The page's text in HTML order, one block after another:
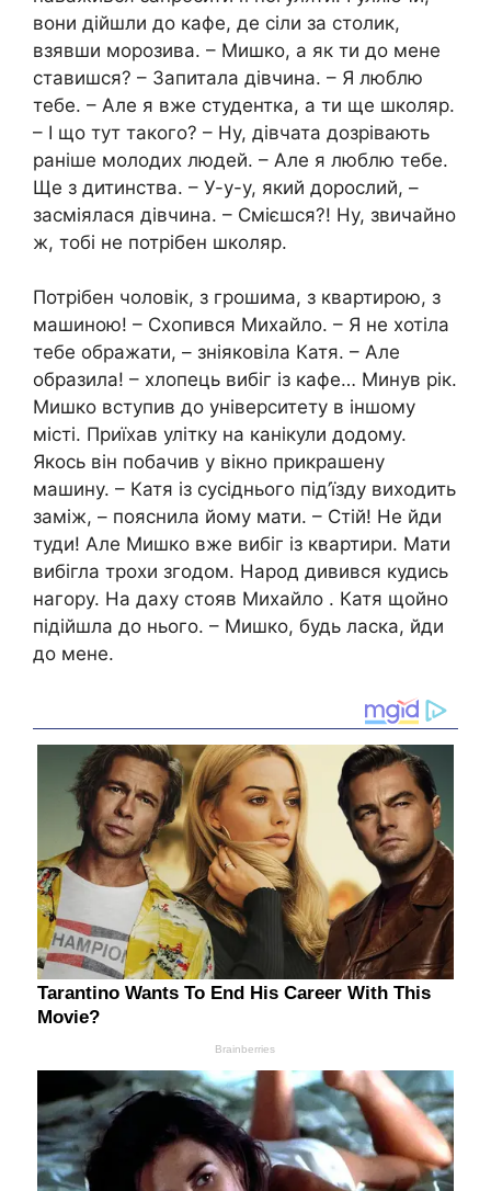
вони дійшли до кафе, де сіли за столик,
взявши морозива. – Мишко, а як ти до мене
ставишся? – Запитала дівчина. – Я люблю
тебе. – Але я вже студентка, а ти ще школяр.
– І що тут такого? – Ну, дівчата дозрівають
раніше молодих людей. – Але я люблю тебе.
Ще з дитинства. – У-у-у, який дорослий, –
засміялася дівчина. – Смієшся?! Ну, звичайно
ж, тобі не потрібен школяр.
Потрібен чоловік, з грошима, з квартирою, з
машиною! – Схопився Михайло. – Я не хотіла
тебе ображати, – зніяковіла Катя. – Але
образила! – хлопець вибіг із кафе… Минув рік.
Мишко вступив до університету в іншому
місті. Приїхав улітку на канікули додому.
Якось він побачив у вікно прикрашену
машину. – Катя із сусіднього під’їзду виходить
заміж, – пояснила йому мати. – Стій! Не йди
туди! Але Мишко вже вибіг із квартири. Мати
вибігла трохи згодом. Народ дивився кудись
нагору. На даху стояв Михайло . Катя щойно
підійшла до нього. – Мишко, будь ласка, йди
до мене.